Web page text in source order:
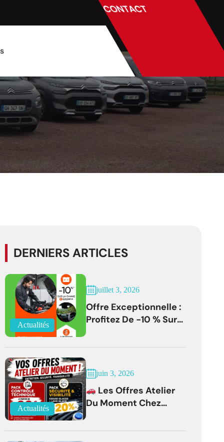
CONTACT
DERNIERS ARTICLES
Actualités
juillet 3, 2026
Offre Exceptionnelle :
Profitez De -10 % Sur
Les Batteries
EUROREPAR Jusqu'au
Actualités
juin 3, 2026
Les Offres Atelier
Du Moment Chez
Citroën Bernay !